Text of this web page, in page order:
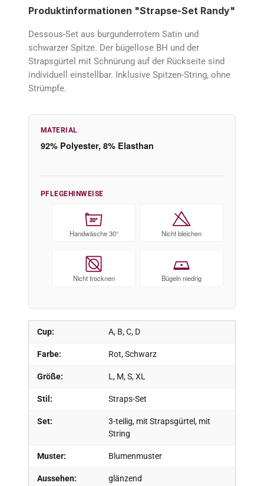
Produktinformationen "Strapse-Set Randy"
Dessous-Set aus burgunderrotem Satin und
schwarzer Spitze. Der bügellose BH und der
Strapsgürtel mit Schnürung auf der Rückseite sind
individuell einstellbar. Inklusive Spitzen-String, ohne
Strümpfe.
Cup: A, B, C, D
Farbe: Rot, Schwarz
Größe: L, M, S, XL
Stil: Straps-Set
Set:
3-teilig, mit Strapsgürtel, mit
String
Muster: Blumenmuster
Aussehen: glänzend
MATERIAL
92% Polyester, 8% Elasthan
PFLEGEHINWEISE
30°
Handwäsche 30° Nicht bleichen
Nicht trocknen Bügeln niedrig